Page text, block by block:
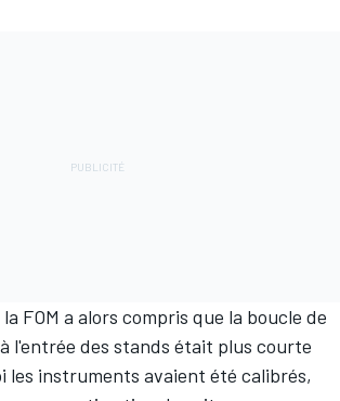
FOM a alors compris que la boucle de
l'entrée des stands était plus courte
les instruments avaient été calibrés,